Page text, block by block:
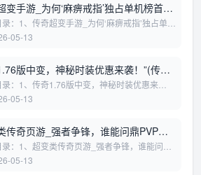
变手游_为何‘麻痹戒指’独占单机榜首
马，如何在传奇超变手游中选购最强
：1、传奇超变手游_为何‘麻痹戒指’独占单机
单枪匹马，如何在传奇超变手游中选购最强道
奇超变手游大主播_PVP荣耀...
05-13
版中变，神秘时装优惠来袭！”(传奇
变新纪元_装备洗练秘籍，解锁隐藏属
：1、传奇1.76版中变，神秘时装优惠来
传奇1.76微变新纪元_装备洗练秘籍，解锁隐
！3、传奇1.76超变，解锁全服首领...
05-13
传奇页游_强者争锋，谁能问鼎PVP之
传奇手游双倍体验，如何在虚拟世界
崛起”)
：1、超变类传奇页游_强者争锋，谁能问鼎
2、超变传奇手游双倍体验，如何在虚拟世界
起”超变类传奇页游_强者争锋...
05-13